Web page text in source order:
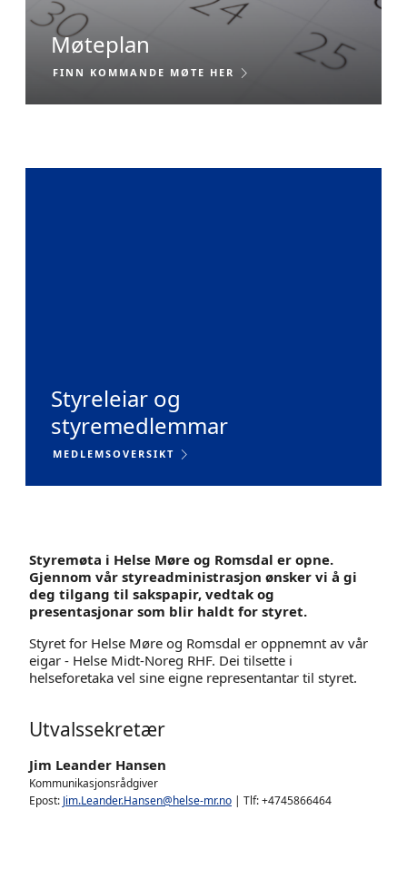
Møteplan
FINN KOMMANDE MØTE HER 
Styreleiar og
styremedlemmar
MEDLEMSOVERSIKT 
Styremøta i Helse Møre og Romsdal er opne.
Gjennom vår styreadministrasjon ønsker vi å gi
deg tilgang til sakspapir, vedtak og
presentasjonar som blir haldt for styret.
Styret for Helse Møre og Romsdal er oppnemnt av vår
eigar - Helse Midt-Noreg RHF. Dei tilsette i
helseforetaka vel sine eigne representantar til styret.
Utvalssekretær
Jim Leander Hansen
Kommunikasjonsrådgiver
Epost: Jim.Leander.Hansen@helse-mr.no | Tlf: +4745866464